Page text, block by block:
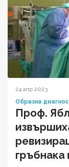
24 апр 2023
Образна
Проф.